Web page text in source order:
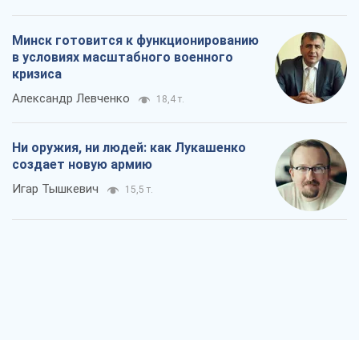
Минск готовится к функционированию
в условиях масштабного военного
кризиса
Александр Левченко 18,4 т.
Ни оружия, ни людей: как Лукашенко
создает новую армию
Игар Тышкевич 15,5 т.